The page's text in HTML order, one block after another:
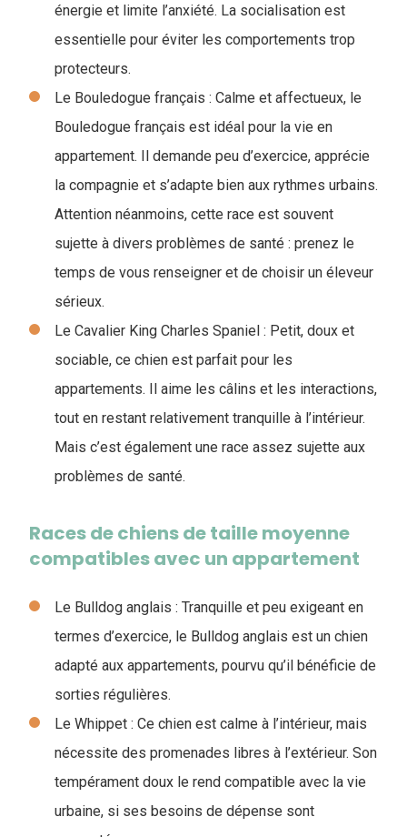
énergie et limite l’anxiété. La socialisation est
essentielle pour éviter les comportements trop
protecteurs.
Le Bouledogue français : Calme et affectueux, le
Bouledogue français est idéal pour la vie en
appartement. Il demande peu d’exercice, apprécie
la compagnie et s’adapte bien aux rythmes urbains.
Attention néanmoins, cette race est souvent
sujette à divers problèmes de santé : prenez le
temps de vous renseigner et de choisir un éleveur
sérieux.
Le Cavalier King Charles Spaniel : Petit, doux et
sociable, ce chien est parfait pour les
appartements. Il aime les câlins et les interactions,
tout en restant relativement tranquille à l’intérieur.
Mais c’est également une race assez sujette aux
problèmes de santé.
Races de chiens de taille moyenne
compatibles avec un appartement
Le Bulldog anglais : Tranquille et peu exigeant en
termes d’exercice, le Bulldog anglais est un chien
adapté aux appartements, pourvu qu’il bénéficie de
sorties régulières.
Le Whippet : Ce chien est calme à l’intérieur, mais
nécessite des promenades libres à l’extérieur. Son
tempérament doux le rend compatible avec la vie
urbaine, si ses besoins de dépense sont